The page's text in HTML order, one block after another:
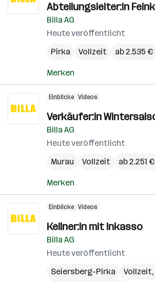
Abteilungsleiter:in
Billa AG
Heute veröffentlicht
Pirka
Vollzeit ab 2.535
Merken
Einblicke Videos
Verkäufer:in
Billa AG
Heute veröffentlicht
Murau
Vollzeit ab 2.251
Merken
Einblicke Videos
Kellner:in mit Inkasso
Billa AG
Heute veröffentlicht
Seiersberg-Pirka